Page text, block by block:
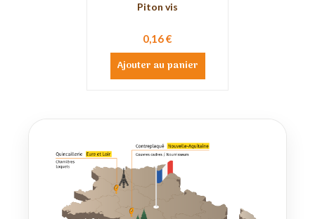
Piton vis
0,16 €
Ajouter au panier